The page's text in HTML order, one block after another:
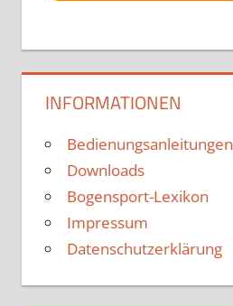
INFORMATIONEN
Bedienungsanleitungen
Downloads
Bogensport-Lexikon
Impressum
Datenschutzerklärung